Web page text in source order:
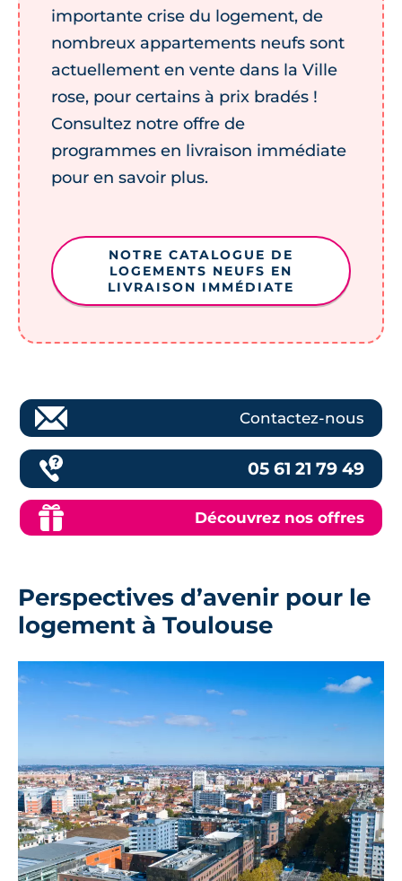
importante crise du logement, de
nombreux appartements neufs sont
actuellement en vente dans la Ville
rose, pour certains à prix bradés !
Consultez notre offre de
programmes en livraison immédiate
pour en savoir plus.
NOTRE CATALOGUE DE
LOGEMENTS NEUFS EN
LIVRAISON IMMÉDIATE
Contactez-nous
05 61 21 79 49
Découvrez nos offres
Perspectives d’avenir pour le
logement à Toulouse